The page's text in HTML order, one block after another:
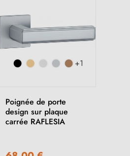
+1
Poignée de porte
design sur plaque
carrée RAFLESIA